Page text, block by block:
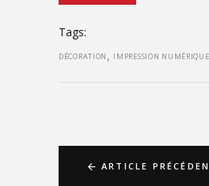
Tags:
DÉCORATION , IMPRESSION
ARTICLE